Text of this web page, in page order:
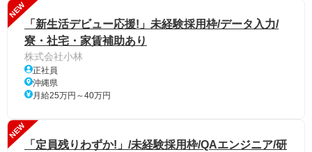
NEW
「新生活デビュー応援!」未経験採用枠/データ入力/
寮・社宅・家賃補助あり
株式会社小林
正社員
沖縄県
月給25万円～40万円
NEW
「定員残りわずか!」/未経験採用枠/QAエンジニア/研